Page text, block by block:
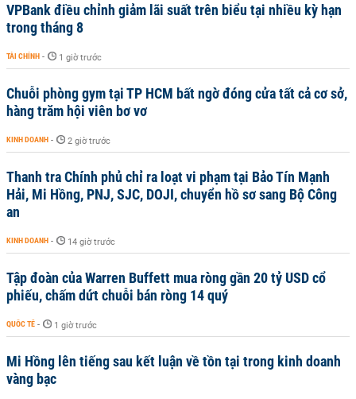
VPBank điều chỉnh giảm lãi suất trên biểu tại nhiều kỳ hạn
trong tháng 8
TÀI CHÍNH - 1 giờ trước
Chuỗi phòng gym tại TP HCM bất ngờ đóng cửa tất cả cơ sở,
hàng trăm hội viên bơ vơ
KINH DOANH - 2 giờ trước
Thanh tra Chính phủ chỉ ra loạt vi phạm tại Bảo Tín Mạnh
Hải, Mi Hồng, PNJ, SJC, DOJI, chuyển hồ sơ sang Bộ Công
an
KINH DOANH - 14 giờ trước
Tập đoàn của Warren Buffett mua ròng gần 20 tỷ USD cổ
phiếu, chấm dứt chuỗi bán ròng 14 quý
QUỐC TẾ - 1 giờ trước
Mi Hồng lên tiếng sau kết luận về tồn tại trong kinh doanh
vàng bạc